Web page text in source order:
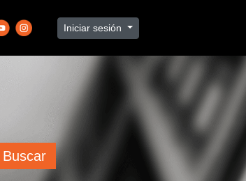
Iniciar sesión
Buscar